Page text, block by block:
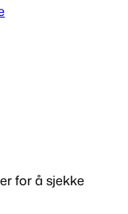
for å sjekke